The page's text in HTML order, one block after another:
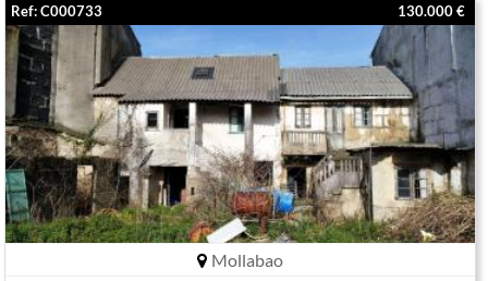
Ref: C000733 130.000 €
Mollabao